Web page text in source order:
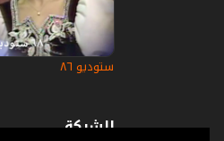
ستوديو ٨٦
الشركة